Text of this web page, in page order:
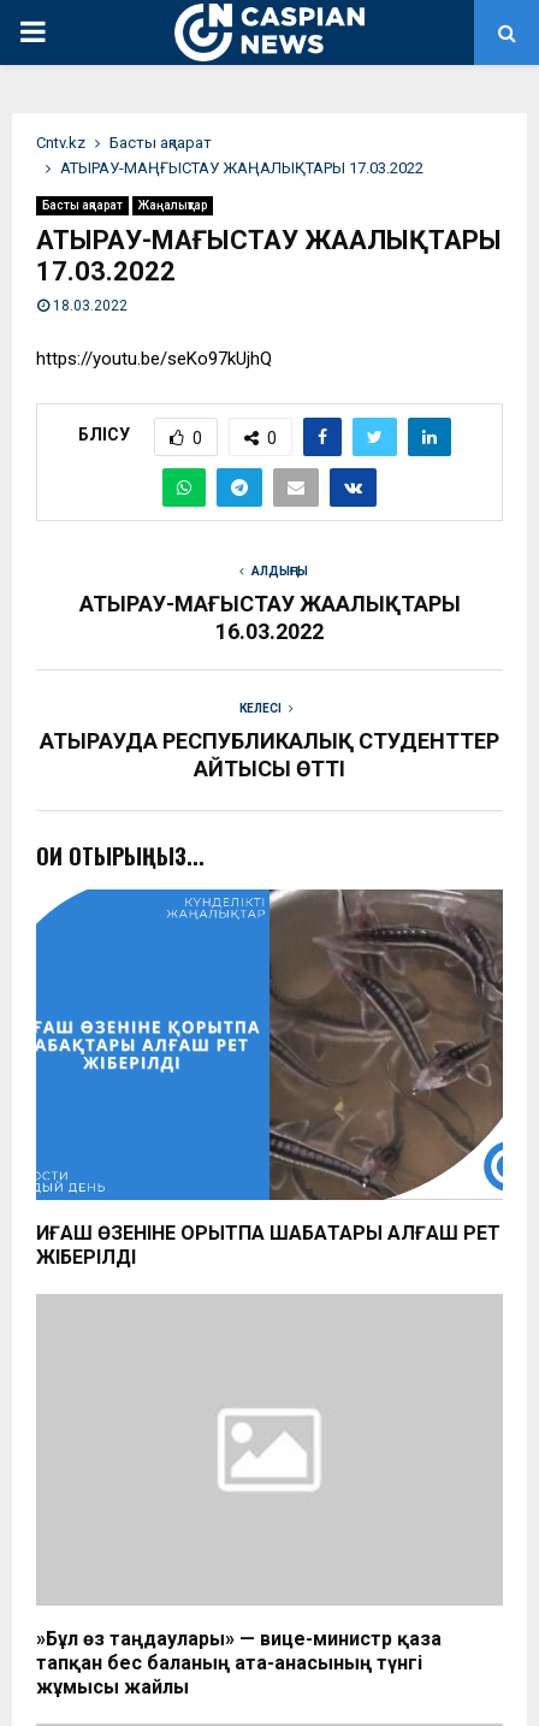
PRIMARY
Сntv.kz
Басты ақпарат
АТЫРАУ-МАҢҒЫСТАУ ЖАҢАЛЫҚТАРЫ 17.03.2022
Басты ақпарат Жаңалықтар
АТЫРАУ-МАҢҒЫСТАУ ЖАҢАЛЫҚТАРЫ
17.03.2022
18.03.2022
https://youtu.be/seKo97kUjhQ
БӨЛІСУ 0 0
АЛДЫҢҒЫ
АТЫРАУ-МАҢҒЫСТАУ ЖАҢАЛЫҚТАРЫ
16.03.2022
КЕЛЕСІ
АТЫРАУДА РЕСПУБЛИКАЛЫҚ СТУДЕНТТЕР
АЙТЫСЫ ӨТТІ
ОҚИ ОТЫРЫҢЫЗ...
ҚИҒАШ ӨЗЕНІНЕ ҚОРЫТПА ШАБАҚТАРЫ АЛҒАШ РЕТ
ЖІБЕРІЛДІ
​»Бұл өз таңдаулары» — вице-министр қаза
тапқан бес баланың ата-анасының түнгі
жұмысы жайлы